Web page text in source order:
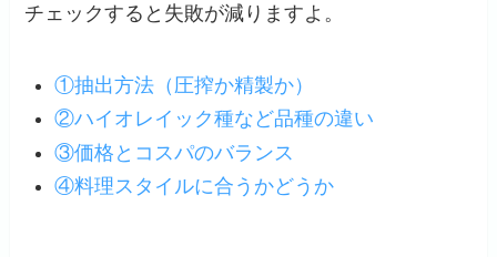
チェックすると失敗が減りますよ。
①抽出方法（圧搾か精製か）
②ハイオレイック種など品種の違い
③価格とコスパのバランス
④料理スタイルに合うかどうか